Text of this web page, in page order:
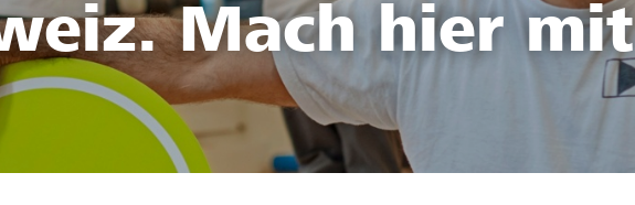
Mach hier mit